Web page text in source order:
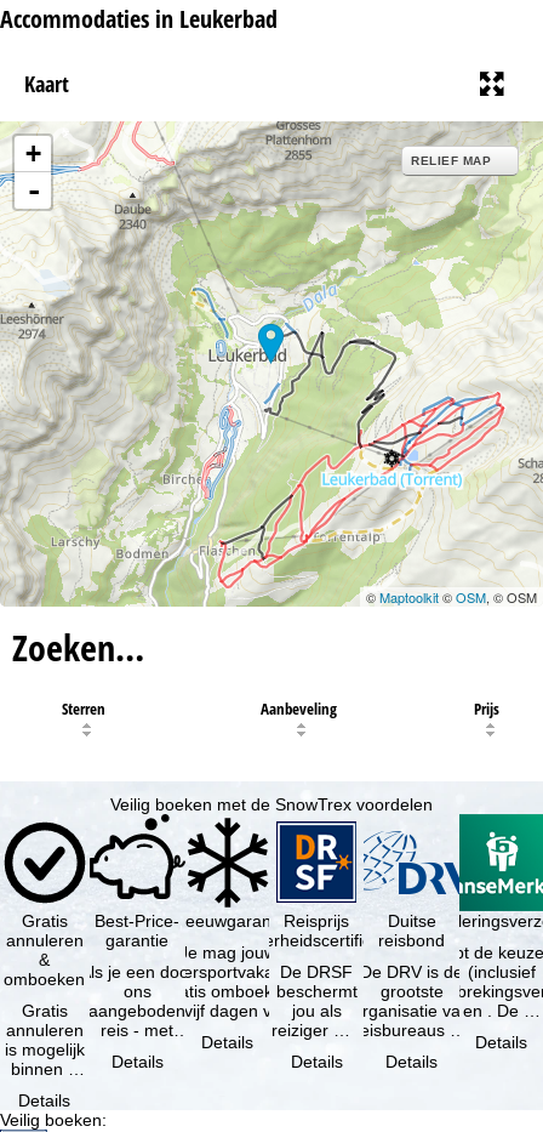
Accommodaties in Leukerbad
Kaart
+
-
RELIEF MAP
©Maptoolkit©OSM, © OSM
Zoeken…
Sterren Aanbeveling Prijs
Veilig boeken met de SnowTrex voordelen
Gratis
annuleren
&
omboeken
Gratis
annuleren
is mogelijk
binnen 5
de
boeking,
Details
Best-Price-
garantie
Als je een door
ons
aangeboden
reis - met
dezelfde inhoud
en
Details
Sneeuwgarantie
Je mag jouw
wintersportvakantie
gratis omboeken
als vijf dagen voor
Details
Reisprijs
zekerheidscertificaat
De DRSF
beschermt
jou als
reiziger met
pakketreis
Details
Duitse
reisbond
De DRV is de
grootste
organisatie van
reisbureaus en
in Duitsland. …
Details
Je hebt de
(inclusief
en . De …
Details
Veilig boeken: